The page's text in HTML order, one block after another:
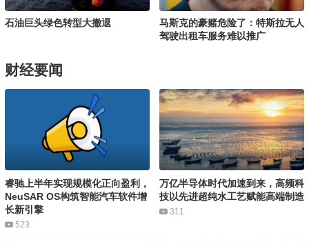
石油巨头绿色转型大撤退
马斯克的豪赌危险了：特斯拉无人
驾驶出租车服务难以推广
财经要闻
睿驰上半年实现规模化正向盈利，
NeuSAR OS构筑智能汽车软件增
长新引擎
523
万亿半导体时代加速到来，高频科
技以先进超纯水工艺赋能高端制造
311